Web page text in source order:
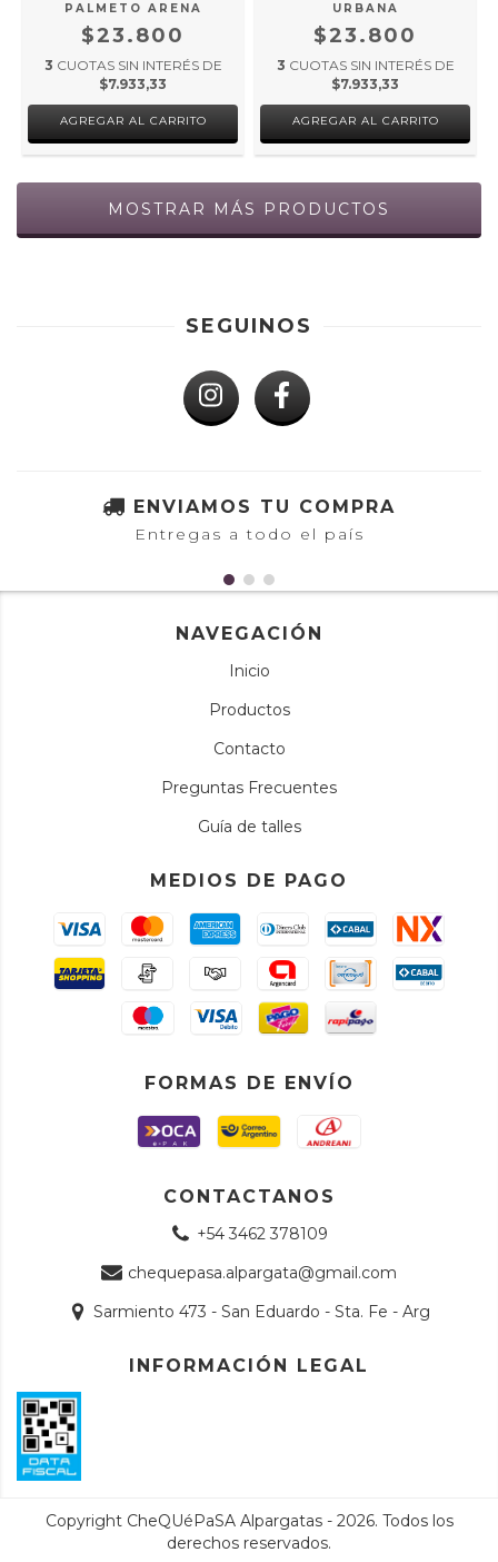
PALMETO ARENA
$23.800
3 CUOTAS SIN INTERÉS DE
$7.933,33
AGREGAR AL CARRITO
URBANA
$23.800
3 CUOTAS SIN INTERÉS DE
$7.933,33
AGREGAR AL CARRITO
MOSTRAR MÁS PRODUCTOS
SEGUINOS
ENVIAMOS TU COMPRA
Entregas a todo el país
NAVEGACIÓN
Inicio
Productos
Contacto
Preguntas Frecuentes
Guía de talles
MEDIOS DE PAGO
FORMAS DE ENVÍO
CONTACTANOS
+54 3462 378109
chequepasa.alpargata@gmail.com
Sarmiento 473 - San Eduardo - Sta. Fe - Arg
INFORMACIÓN LEGAL
Copyright CheQUéPaSA Alpargatas - 2026. Todos los
derechos reservados.